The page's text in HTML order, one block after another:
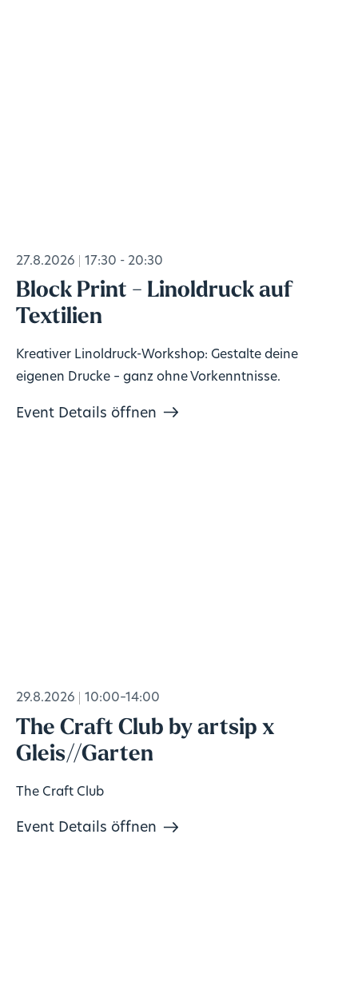
27.8.2026 17:30 - 20:30
Block Print - Linoldruck auf
Textilien
Kreativer Linoldruck-Workshop: Gestalte deine
eigenen Drucke – ganz ohne Vorkenntnisse.
Event Details öffnen
29.8.2026 10:00–14:00
The Craft Club by artsip x
Gleis//Garten
The Craft Club
Event Details öffnen